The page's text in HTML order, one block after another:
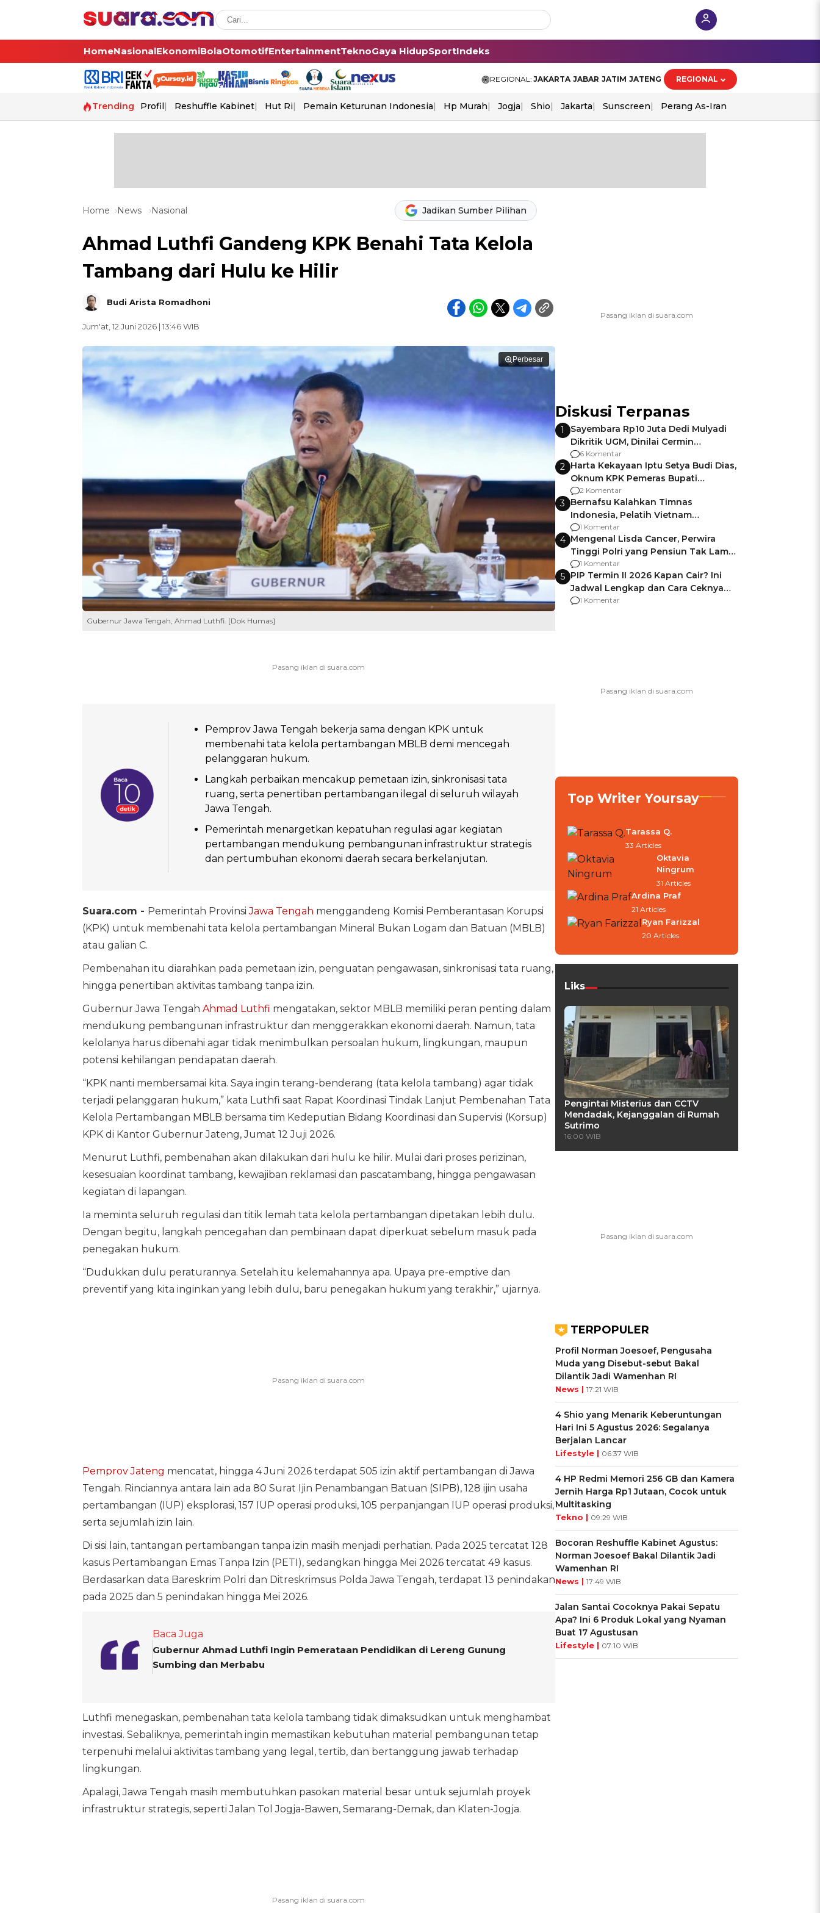
HomeNasionalEkonomiBolaOtomotifEntertainmentTeknoGaya HidupSportIndeks
REGIONAL: JAKARTA JABAR JATIM JATENG REGIONAL
Trending Profil Reshuffle Kabinet Hut Ri Pemain Keturunan Indonesia Hp Murah Jogja Shio Jakarta Sunscreen Perang As-Iran
Home News Nasional Jadikan Sumber Pilihan
Ahmad Luthfi Gandeng KPK Benahi Tata Kelola
Tambang dari Hulu ke Hilir
Budi Arista Romadhoni
Jum'at, 12 Juni 2026 | 13:46 WIB
Perbesar
Gubernur Jawa Tengah, Ahmad Luthfi. [Dok Humas]
Pemprov Jawa Tengah bekerja sama dengan KPK untuk
membenahi tata kelola pertambangan MBLB demi mencegah
pelanggaran hukum.
Langkah perbaikan mencakup pemetaan izin, sinkronisasi tata
ruang, serta penertiban pertambangan ilegal di seluruh wilayah
Jawa Tengah.
Pemerintah menargetkan kepatuhan regulasi agar kegiatan
pertambangan mendukung pembangunan infrastruktur strategis
dan pertumbuhan ekonomi daerah secara berkelanjutan.
Suara.com - Pemerintah ProvinsiJawa Tengah menggandeng Komisi Pemberantasan Korupsi
(KPK) untuk membenahi tata kelola pertambangan Mineral Bukan Logam dan Batuan (MBLB)
atau galian C.
Pembenahan itu diarahkan pada pemetaan izin, penguatan pengawasan, sinkronisasi tata ruang,
hingga penertiban aktivitas tambang tanpa izin.
Gubernur Jawa Tengah Ahmad Luthfi mengatakan, sektor MBLB memiliki peran penting dalam
mendukung pembangunan infrastruktur dan menggerakkan ekonomi daerah. Namun, tata
kelolanya harus dibenahi agar tidak menimbulkan persoalan hukum, lingkungan, maupun
potensi kehilangan pendapatan daerah.
“KPK nanti membersamai kita. Saya ingin terang-benderang (tata kelola tambang) agar tidak
terjadi pelanggaran hukum,” kata Luthfi saat Rapat Koordinasi Tindak Lanjut Pembenahan Tata
Kelola Pertambangan MBLB bersama tim Kedeputian Bidang Koordinasi dan Supervisi (Korsup)
KPK di Kantor Gubernur Jateng, Jumat 12 Juji 2026.
Menurut Luthfi, pembenahan akan dilakukan dari hulu ke hilir. Mulai dari proses perizinan,
kesesuaian koordinat tambang, kewajiban reklamasi dan pascatambang, hingga pengawasan
kegiatan di lapangan.
Ia meminta seluruh regulasi dan titik lemah tata kelola pertambangan dipetakan lebih dulu.
Dengan begitu, langkah pencegahan dan pembinaan dapat diperkuat sebelum masuk pada
penegakan hukum.
“Dudukkan dulu peraturannya. Setelah itu kelemahannya apa. Upaya pre-emptive dan
preventif yang kita inginkan yang lebih dulu, baru penegakan hukum yang terakhir,” ujarnya.
Pemprov Jateng mencatat, hingga 4 Juni 2026 terdapat 505 izin aktif pertambangan di Jawa
Tengah. Rinciannya antara lain ada 80 Surat Ijin Penambangan Batuan (SIPB), 128 ijin usaha
pertambangan (IUP) eksplorasi, 157 IUP operasi produksi, 105 perpanjangan IUP operasi produksi,
serta sejumlah izin lain.
Di sisi lain, tantangan pertambangan tanpa izin masih menjadi perhatian. Pada 2025 tercatat 128
kasus Pertambangan Emas Tanpa Izin (PETI), sedangkan hingga Mei 2026 tercatat 49 kasus.
Berdasarkan data Bareskrim Polri dan Ditreskrimsus Polda Jawa Tengah, terdapat 13 penindakan
pada 2025 dan 5 penindakan hingga Mei 2026.
Baca Juga
Gubernur Ahmad Luthfi Ingin Pemerataan Pendidikan di Lereng Gunung
Sumbing dan Merbabu
Luthfi menegaskan, pembenahan tata kelola tambang tidak dimaksudkan untuk menghambat
investasi. Sebaliknya, pemerintah ingin memastikan kebutuhan material pembangunan tetap
terpenuhi melalui aktivitas tambang yang legal, tertib, dan bertanggung jawab terhadap
lingkungan.
Apalagi, Jawa Tengah masih membutuhkan pasokan material besar untuk sejumlah proyek
infrastruktur strategis, seperti Jalan Tol Jogja-Bawen, Semarang-Demak, dan Klaten-Jogja.
Diskusi Terpanas
1
Sayembara Rp10 Juta Dedi Mulyadi
Dikritik UGM, Dinilai Cermin
Gagalnya Negara Jamin Keamanan
6 Komentar
2 Harta Kekayaan Iptu Setya Budi Dias,
Oknum KPK Pemeras Bupati
Pemalang
2 Komentar
3 Bernafsu Kalahkan Timnas
Indonesia, Pelatih Vietnam
Berencana Pakai Jimat di Pakansari
1 Komentar
4 Mengenal Lisda Cancer, Perwira
Tinggi Polri yang Pensiun Tak Lama
Usai Jadi Brigjen
1 Komentar
5 PIP Termin II 2026 Kapan Cair? Ini
Jadwal Lengkap dan Cara Ceknya
agar Dana Tidak Hangus!
1 Komentar
Top Writer Yoursay
Tarassa Q.
33 Articles
Oktavia
Ningrum
31 Articles
Ardina Praf
21 Articles
Ryan Farizzal
20 Articles
Liks
Pengintai Misterius dan CCTV
Mendadak, Kejanggalan di Rumah
Sutrimo
16:00 WIB
TERPOPULER
Profil Norman Joesoef, Pengusaha
Muda yang Disebut-sebut Bakal
Dilantik Jadi Wamenhan RI
News | 17:21 WIB
4 Shio yang Menarik Keberuntungan
Hari Ini 5 Agustus 2026: Segalanya
Berjalan Lancar
Lifestyle | 06:37 WIB
4 HP Redmi Memori 256 GB dan Kamera
Jernih Harga Rp1 Jutaan, Cocok untuk
Multitasking
Tekno | 09:29 WIB
Bocoran Reshuffle Kabinet Agustus:
Norman Joesoef Bakal Dilantik Jadi
Wamenhan RI
News | 17:49 WIB
Jalan Santai Cocoknya Pakai Sepatu
Apa? Ini 6 Produk Lokal yang Nyaman
Buat 17 Agustusan
Lifestyle | 07:10 WIB